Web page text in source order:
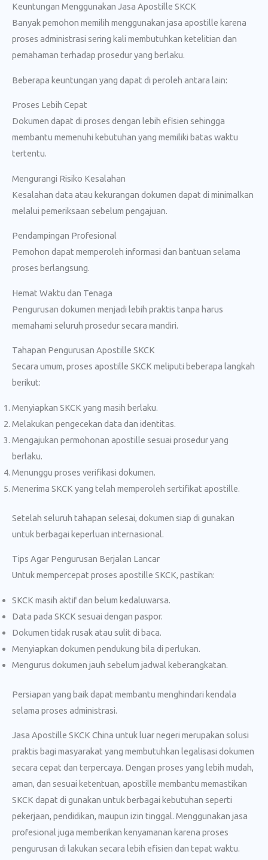
Keuntungan Menggunakan Jasa Apostille SKCK
Banyak pemohon memilih menggunakan jasa apostille karena
proses administrasi sering kali membutuhkan ketelitian dan
pemahaman terhadap prosedur yang berlaku.
Beberapa keuntungan yang dapat di peroleh antara lain:
Proses Lebih Cepat
Dokumen dapat di proses dengan lebih efisien sehingga
membantu memenuhi kebutuhan yang memiliki batas waktu
tertentu.
Mengurangi Risiko Kesalahan
Kesalahan data atau kekurangan dokumen dapat di minimalkan
melalui pemeriksaan sebelum pengajuan.
Pendampingan Profesional
Pemohon dapat memperoleh informasi dan bantuan selama
proses berlangsung.
Hemat Waktu dan Tenaga
Pengurusan dokumen menjadi lebih praktis tanpa harus
memahami seluruh prosedur secara mandiri.
Tahapan Pengurusan Apostille SKCK
Secara umum, proses apostille SKCK meliputi beberapa langkah
berikut:
Menyiapkan SKCK yang masih berlaku.
Melakukan pengecekan data dan identitas.
Mengajukan permohonan apostille sesuai prosedur yang
berlaku.
Menunggu proses verifikasi dokumen.
Menerima SKCK yang telah memperoleh sertifikat apostille.
Setelah seluruh tahapan selesai, dokumen siap di gunakan
untuk berbagai keperluan internasional.
Tips Agar Pengurusan Berjalan Lancar
Untuk mempercepat proses apostille SKCK, pastikan:
SKCK masih aktif dan belum kedaluwarsa.
Data pada SKCK sesuai dengan paspor.
Dokumen tidak rusak atau sulit di baca.
Menyiapkan dokumen pendukung bila di perlukan.
Mengurus dokumen jauh sebelum jadwal keberangkatan.
Persiapan yang baik dapat membantu menghindari kendala
selama proses administrasi.
Jasa Apostille SKCK China untuk luar negeri merupakan solusi
praktis bagi masyarakat yang membutuhkan legalisasi dokumen
secara cepat dan terpercaya. Dengan proses yang lebih mudah,
aman, dan sesuai ketentuan, apostille membantu memastikan
SKCK dapat di gunakan untuk berbagai kebutuhan seperti
pekerjaan, pendidikan, maupun izin tinggal. Menggunakan jasa
profesional juga memberikan kenyamanan karena proses
pengurusan di lakukan secara lebih efisien dan tepat waktu.